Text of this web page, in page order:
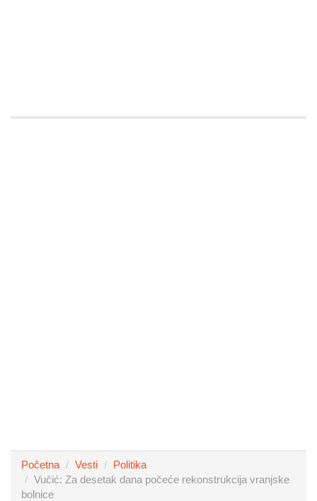
Početna Vesti
Politika
Vučić: Za desetak dana počeće rekonstrukcija vranjske
bolnice